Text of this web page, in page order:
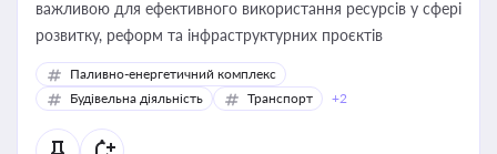
важливою для ефективного використання ресурсів у сфері
розвитку, реформ та інфраструктурних проєктів
Паливно-енергетичний комплекс
Будівельна діяльність
Транспорт +2